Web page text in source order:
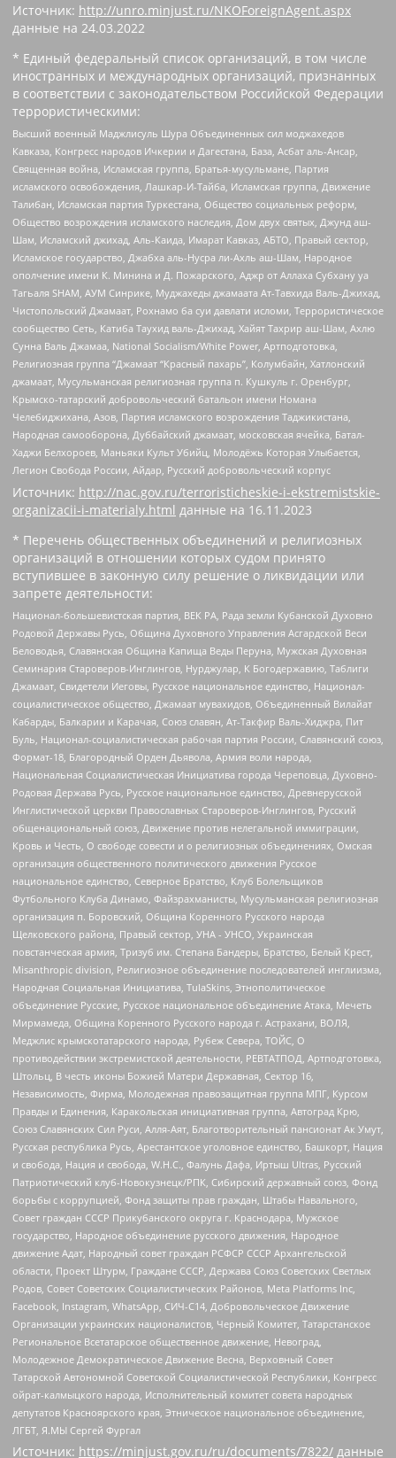
Источник: http://unro.minjust.ru/NKOForeignAgent.aspx
данные на 24.03.2022
* Единый федеральный список организаций, в том числе
иностранных и международных организаций, признанных
в соответствии с законодательством Российской Федерации
террористическими:
Высший военный Маджлисуль Шура Объединенных сил моджахедов
Кавказа, Конгресс народов Ичкерии и Дагестана, База, Асбат аль-Ансар,
Священная война, Исламская группа, Братья-мусульмане, Партия
исламского освобождения, Лашкар-И-Тайба, Исламская группа, Движение
Талибан, Исламская партия Туркестана, Общество социальных реформ,
Общество возрождения исламского наследия, Дом двух святых, Джунд аш-
Шам, Исламский джихад, Аль-Каида, Имарат Кавказ, АБТО, Правый сектор,
Исламское государство, Джабха аль-Нусра ли-Ахль аш-Шам, Народное
ополчение имени К. Минина и Д. Пожарского, Аджр от Аллаха Субхану уа
Тагьаля SHAM, АУМ Синрике, Муджахеды джамаата Ат-Тавхида Валь-Джихад,
Чистопольский Джамаат, Рохнамо ба суи давлати исломи, Террористическое
сообщество Сеть, Катиба Таухид валь-Джихад, Хайят Тахрир аш-Шам, Ахлю
Сунна Валь Джамаа, National Socialism/White Power, Артподготовка,
Религиозная группа “Джамаат “Красный пахарь”, Колумбайн, Хатлонский
джамаат, Мусульманская религиозная группа п. Кушкуль г. Оренбург,
Крымско-татарский добровольческий батальон имени Номана
Челебиджихана, Азов, Партия исламского возрождения Таджикистана,
Народная самооборона, Дуббайский джамаат, московская ячейка, Батал-
Хаджи Белхороев, Маньяки Культ Убийц, Молодёжь Которая Улыбается,
Легион Свобода России, Айдар, Русский добровольческий корпус
Источник: http://nac.gov.ru/terroristicheskie-i-ekstremistskie-
organizacii-i-materialy.html данные на 16.11.2023
* Перечень общественных объединений и религиозных
организаций в отношении которых судом принято
вступившее в законную силу решение о ликвидации или
запрете деятельности:
Национал-большевистская партия, ВЕК РА, Рада земли Кубанской Духовно
Родовой Державы Русь, Община Духовного Управления Асгардской Веси
Беловодья, Славянская Община Капища Веды Перуна, Мужская Духовная
Семинария Староверов-Инглингов, Нурджулар, К Богодержавию, Таблиги
Джамаат, Свидетели Иеговы, Русское национальное единство, Национал-
социалистическое общество, Джамаат мувахидов, Объединенный Вилайат
Кабарды, Балкарии и Карачая, Союз славян, Ат-Такфир Валь-Хиджра, Пит
Буль, Национал-социалистическая рабочая партия России, Славянский союз,
Формат-18, Благородный Орден Дьявола, Армия воли народа,
Национальная Социалистическая Инициатива города Череповца, Духовно-
Родовая Держава Русь, Русское национальное единство, Древнерусской
Инглистической церкви Православных Староверов-Инглингов, Русский
общенациональный союз, Движение против нелегальной иммиграции,
Кровь и Честь, О свободе совести и о религиозных объединениях, Омская
организация общественного политического движения Русское
национальное единство, Северное Братство, Клуб Болельщиков
Футбольного Клуба Динамо, Файзрахманисты, Мусульманская религиозная
организация п. Боровский, Община Коренного Русского народа
Щелковского района, Правый сектор, УНА - УНСО, Украинская
повстанческая армия, Тризуб им. Степана Бандеры, Братство, Белый Крест,
Misanthropic division, Религиозное объединение последователей инглиизма,
Народная Социальная Инициатива, TulaSkins, Этнополитическое
объединение Русские, Русское национальное объединение Атака, Мечеть
Мирмамеда, Община Коренного Русского народа г. Астрахани, ВОЛЯ,
Меджлис крымскотатарского народа, Рубеж Севера, ТОЙС, О
противодействии экстремистской деятельности, РЕВТАТПОД, Артподготовка,
Штольц, В честь иконы Божией Матери Державная, Сектор 16,
Независимость, Фирма, Молодежная правозащитная группа МПГ, Курсом
Правды и Единения, Каракольская инициативная группа, Автоград Крю,
Союз Славянских Сил Руси, Алля-Аят, Благотворительный пансионат Ак Умут,
Русская республика Русь, Арестантское уголовное единство, Башкорт, Нация
и свобода, Нация и свобода, W.H.С., Фалунь Дафа, Иртыш Ultras, Русский
Патриотический клуб-Новокузнецк/РПК, Сибирский державный союз, Фонд
борьбы с коррупцией, Фонд защиты прав граждан, Штабы Навального,
Совет граждан СССР Прикубанского округа г. Краснодара, Мужское
государство, Народное объединение русского движения, Народное
движение Адат, Народный совет граждан РСФСР СССР Архангельской
области, Проект Штурм, Граждане СССР, Держава Союз Советских Светлых
Родов, Совет Советских Социалистических Районов, Meta Platforms Inc,
Facebook, Instagram, WhatsApp, СИЧ-С14, Добровольческое Движение
Организации украинских националистов, Черный Комитет, Татарстанское
Региональное Всетатарское общественное движение, Невоград,
Молодежное Демократическое Движение Весна, Верховный Совет
Татарской Автономной Советской Социалистической Республики, Конгресс
ойрат-калмыцкого народа, Исполнительный комитет совета народных
депутатов Красноярского края, Этническое национальное объединение,
ЛГБТ, Я.МЫ Сергей Фургал
Источник: https://minjust.gov.ru/ru/documents/7822/ данные